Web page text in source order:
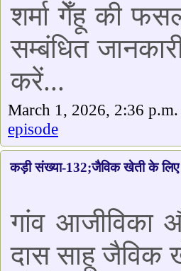
शर्मा गेँहू की
सम्बंधित
करें...
March 1, 2026, 2:36 p.m.
episode
कड़ी संख्या-132;जैविक खेती के लिए
गांव आजीविका
दास साहू जैविक